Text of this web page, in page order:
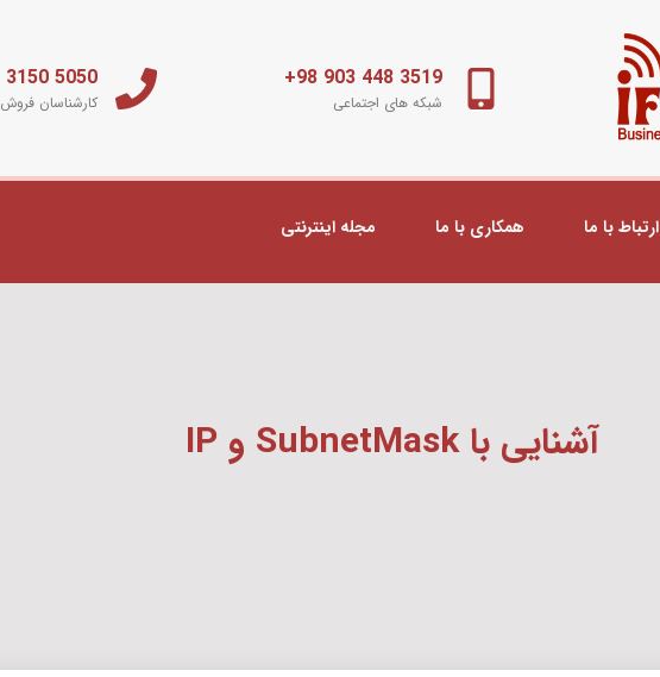
3519 448 903 98+
شبکه های اجتماعی
5050 3150 051
کارشناسان فروش
ارتباط با ما همکاری با ما مجله اینترنتی
آشنایی با SubnetMask و IP